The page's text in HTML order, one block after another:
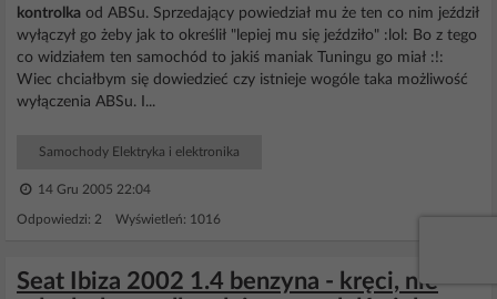
kontrolka od ABSu. Sprzedający powiedział mu że ten co nim jeździł
wyłączył go żeby jak to określił "lepiej mu się jeździło" :lol: Bo z tego
co widziałem ten samochód to jakiś maniak Tuningu go miał :!:
Wiec chciałbym się dowiedzieć czy istnieje wogóle taka możliwość
wyłączenia ABSu. I...
Samochody Elektryka i elektronika
14 Gru 2005 22:04
Odpowiedzi: 2 Wyświetleń: 1016
Seat Ibiza 2002 1.4 benzyna - kręci, nie